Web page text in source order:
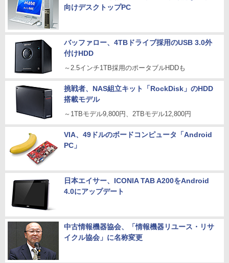
向けデスクトップPC
バッファロー、4TBドライブ採用のUSB 3.0外
付けHDD
～2.5インチ1TB採用のポータブルHDDも
挑戦者、NAS組立キット「RockDisk」のHDD
搭載モデル
～1TBモデル9,800円、2TBモデル12,800円
VIA、49ドルのボードコンピュータ「Android
PC」
日本エイサー、ICONIA TAB A200をAndroid
4.0にアップデート
中古情報機器協会、「情報機器リユース・リサ
イクル協会」に名称変更